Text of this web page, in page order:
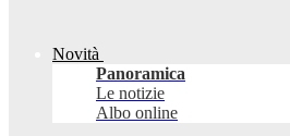
Novità
Panoramica
Le notizie
Albo online